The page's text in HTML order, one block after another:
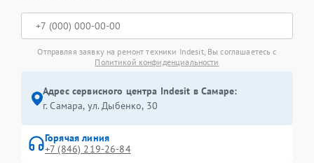
Отправляя заявку на ремонт техники Indesit, Вы соглашаетесь с
Политикой конфиденциальности
Адрес сервисного центра Indesit в Самаре:
г. Самара, ул. Дыбенко, 30
Горячая линия
+7 (846) 219-26-84